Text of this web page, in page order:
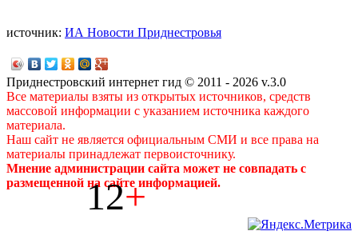
источник: ИА Новости Приднестровья
Приднестровский интернет гид © 2011 - 2026 v.3.0
Все материалы взяты из открытых источников, средств
массовой информации с указанием источника каждого
материала.
Наш сайт не является официальным СМИ и все права на
материалы принадлежат первоисточнику.
Мнение администрации сайта может не совпадать с
размещенной на сайте информацией.
12+